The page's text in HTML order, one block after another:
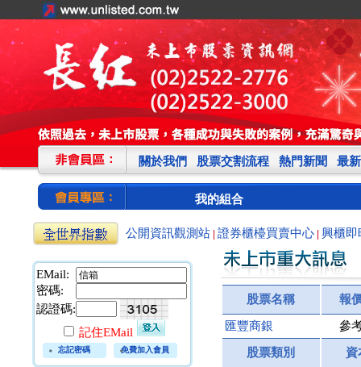
關於我們 股票交割流程 熱門新聞 最
我的組合
公開資訊觀測站 證券櫃檯買賣中心 興櫃即
EMail:
密碼:
認證碼:
記住EMail
忘記密碼 免費加入會員
股票名稱 報
匯豐商銀 參
股票類別 資